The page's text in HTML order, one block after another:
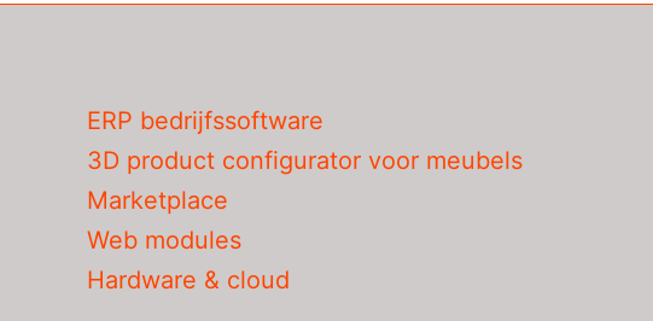
ERP bedrijfssoftware
3D product configurator voor meubels
Marketplace
Web modules
Hardware & cloud